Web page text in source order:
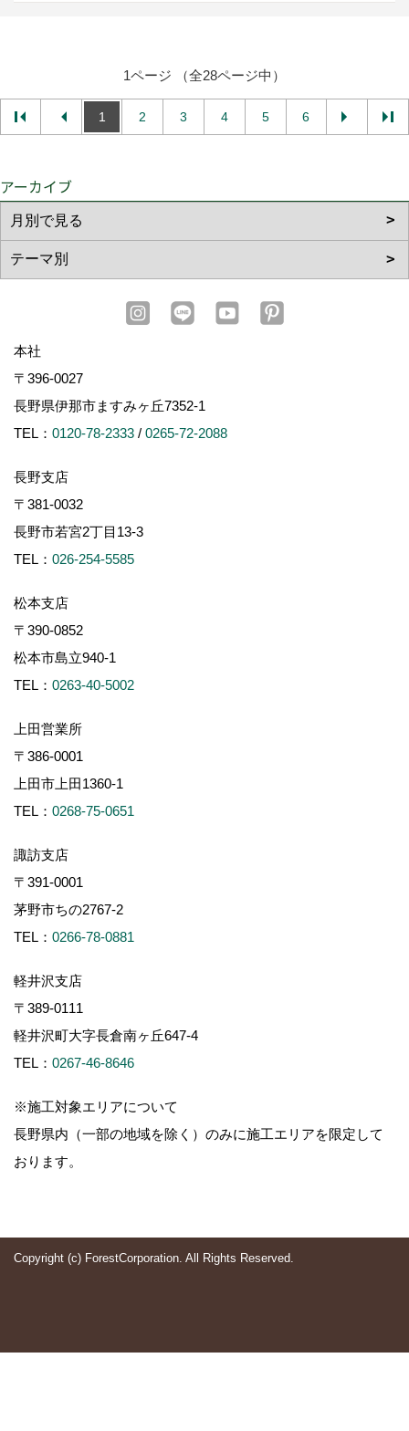
1ページ （全28ページ中）
1 2 3 4 5 6
アーカイブ
本社
〒396-0027
長野県伊那市ますみヶ丘7352-1
TEL： 0120-78-2333 / 0265-72-2088
長野支店
〒381-0032
長野市若宮2丁目13-3
TEL： 026-254-5585
松本支店
〒390-0852
松本市島立940-1
TEL： 0263-40-5002
上田営業所
〒386-0001
上田市上田1360-1
TEL： 0268-75-0651
諏訪支店
〒391-0001
茅野市ちの2767-2
TEL： 0266-78-0881
軽井沢支店
〒389-0111
軽井沢町大字長倉南ヶ丘647-4
TEL： 0267-46-8646
※施工対象エリアについて
長野県内（一部の地域を除く）のみに施工エリアを限定して
おります。
Copyright (c) ForestCorporation. All Rights Reserved.